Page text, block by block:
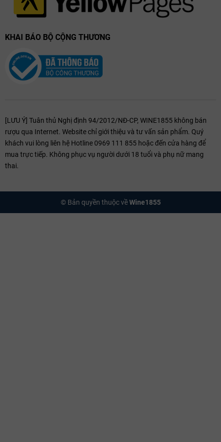
các nốt hương trái cây và thảo mộc trở nên sắc nét, đồng thời mang
Loại ly hoàn hảo để thưởng thức dòng bia này là ly Tulip hoặc ly
Witbier dáng cao, có phần miệng hơi loe. Khi rót bia, hãy nghiêng ly
một góc 45 độ, rót chậm rãi dọc theo thành ly cho đến khi được 2/3
dung tích, sau đó dựng thẳng ly và rót nhanh phần còn lại để tạo ra
vị đậm đà nhất.
KHAI BÁO BỘ CỘNG THƯƠNG
[LƯU Ý] Tuân thủ Nghị định 94/2012/NĐ-CP, WINE1855 không bán
rượu qua Internet. Website chỉ giới thiệu và tư vấn sản phẩm. Quý
khách vui lòng liên hệ Hotline 0969 111 855 hoặc đến cửa hàng để
mua trực tiếp. Không phục vụ người dưới 18 tuổi và phụ nữ mang
thai.
© Bản quyền thuộc vềWine1855